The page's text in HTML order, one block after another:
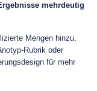
mehrdeutig
Mengen hinzu,
Rubrik oder
für mehr